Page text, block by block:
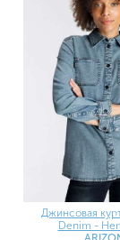
Джинсовая
Denim -